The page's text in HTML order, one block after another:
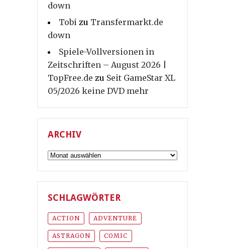
down
Tobi zu Transfermarkt.de
down
Spiele-Vollversionen in
Zeitschriften – August 2026 |
TopFree.de zu Seit GameStar XL
05/2026 keine DVD mehr
ARCHIV
Archiv
SCHLAGWÖRTER
ACTION ADVENTURE
ASTRAGON COMIC